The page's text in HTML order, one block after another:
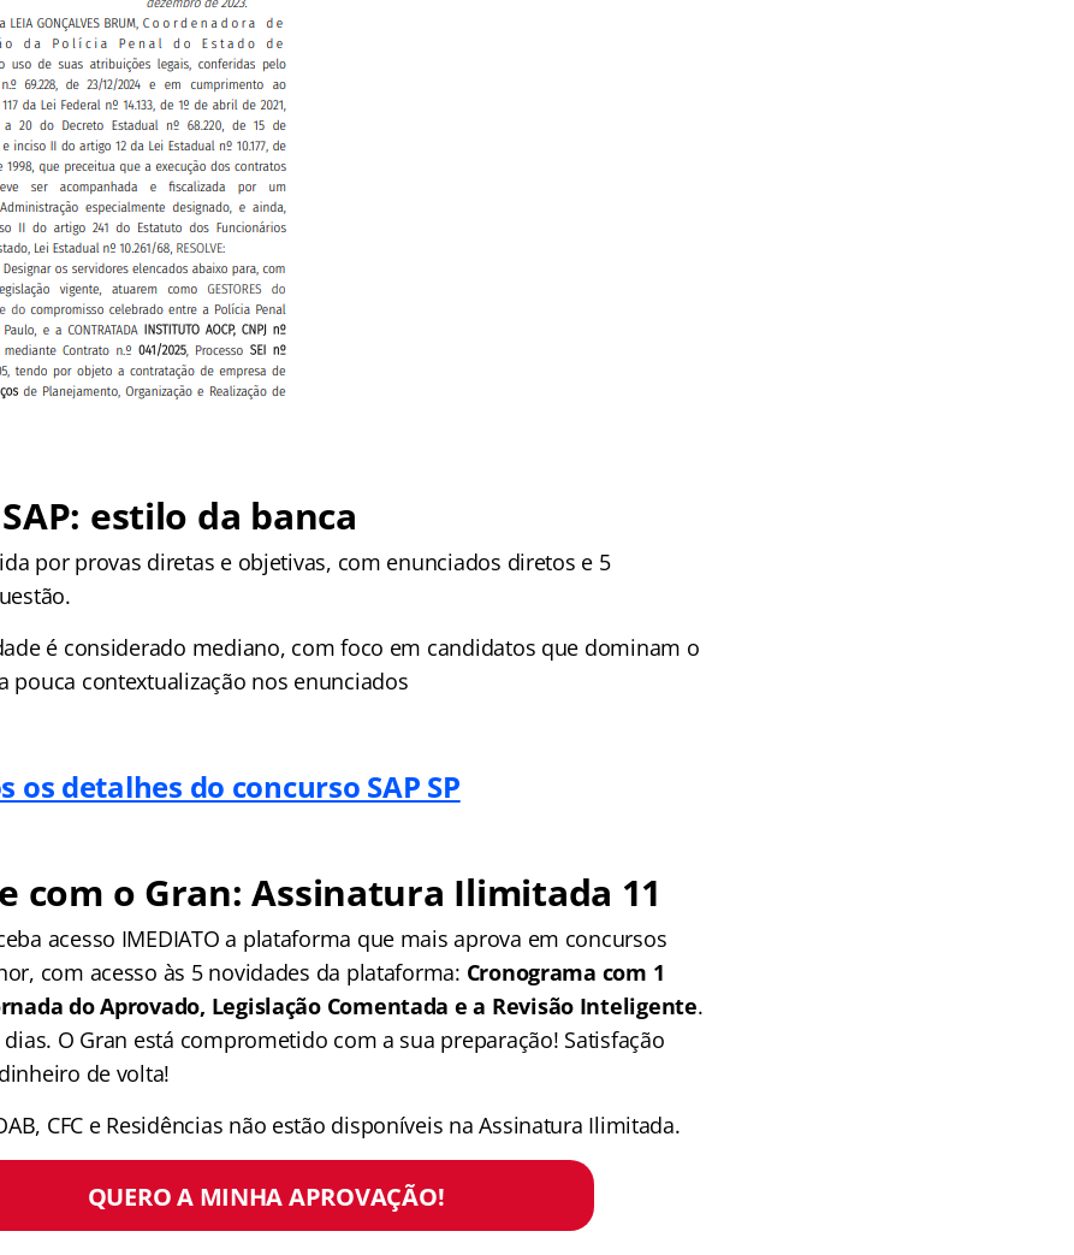
estilo da banca
por provas diretas e objetivas, com enunciados diretos e 5
é considerado mediano, com foco em candidatos que dominam o
pouca contextualização nos enunciados
os detalhes do concurso SAP SP
com o Gran: Assinatura Ilimitada 11
acesso IMEDIATO a plataforma que mais aprova em concursos
com acesso às 5 novidades da plataforma: Cronograma com 1
do Aprovado, Legislação Comentada e a Revisão Inteligente.
dias. O Gran está comprometido com a sua preparação! Satisfação
de volta!
CFC e Residências não estão disponíveis na Assinatura Ilimitada.
QUERO A MINHA APROVAÇÃO!